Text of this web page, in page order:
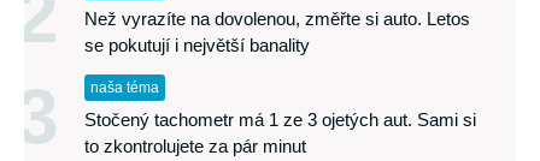
Než vyrazíte na dovolenou, změřte si auto. Letos
se pokutují i největší banality
3 naša téma
Stočený tachometr má 1 ze 3 ojetých aut. Sami si
to zkontrolujete za pár minut